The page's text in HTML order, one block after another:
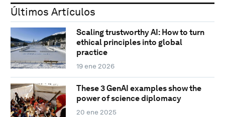
Últimos Artículos
Scaling trustworthy AI: How to turn
ethical principles into global
practice
19 ene 2026
These 3 GenAI examples show the
power of science diplomacy
20 ene 2025